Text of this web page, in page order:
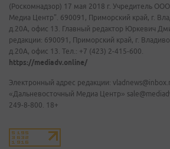
(Роскомнадзор) 17 мая 2018 г. Учредитель
Медиа Центр". 690091, Приморский край, г.
д.20А, офис 13. Главный редактор Юркевич
редакции: 690091, Приморский край, г.
д.20А, офис 13. Тел.: +7 (423) 2-415-600.
https://mediadv.online/
Электронный адрес редакции:
«Дальневосточный Медиа Центр»
249-8-800. 18+